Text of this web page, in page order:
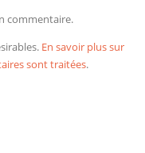
commentaire.
En savoir plus sur
sont traitées.